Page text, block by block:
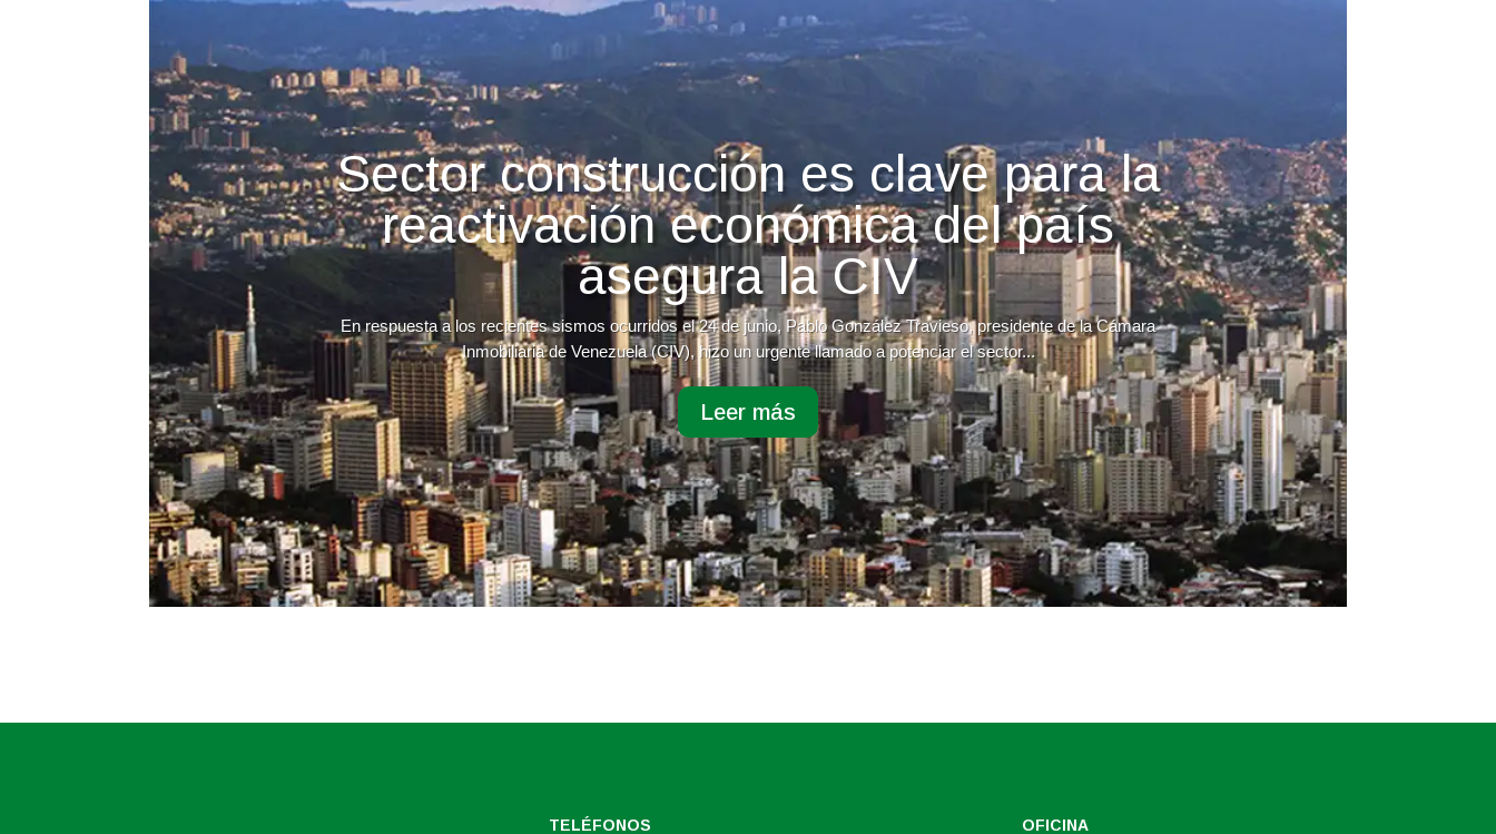
Sector construcción es clave para la
reactivación económica del país
asegura la CIV
En respuesta a los recientes sismos ocurridos el 24 de junio, Pablo González Travieso, presidente de la Cámara
Inmobiliaria de Venezuela (CIV), hizo un urgente llamado a potenciar el sector...
Leer más
TELÉFONOS OFICINA